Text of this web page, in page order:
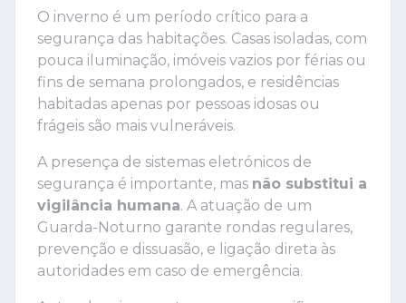
O inverno é um período crítico para a
segurança das habitações. Casas isoladas, com
pouca iluminação, imóveis vazios por férias ou
fins de semana prolongados, e residências
habitadas apenas por pessoas idosas ou
frágeis são mais vulneráveis.
A presença de sistemas eletrónicos de
segurança é importante, mas não substitui a
vigilância humana. A atuação de um
Guarda-Noturno garante rondas regulares,
prevenção e dissuasão, e ligação direta às
autoridades em caso de emergência.